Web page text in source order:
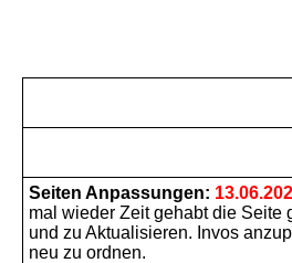
Seiten Anpassungen:
mal wieder Zeit gehabt die Seite
und zu Aktualisieren. Invos
neu zu ordnen.